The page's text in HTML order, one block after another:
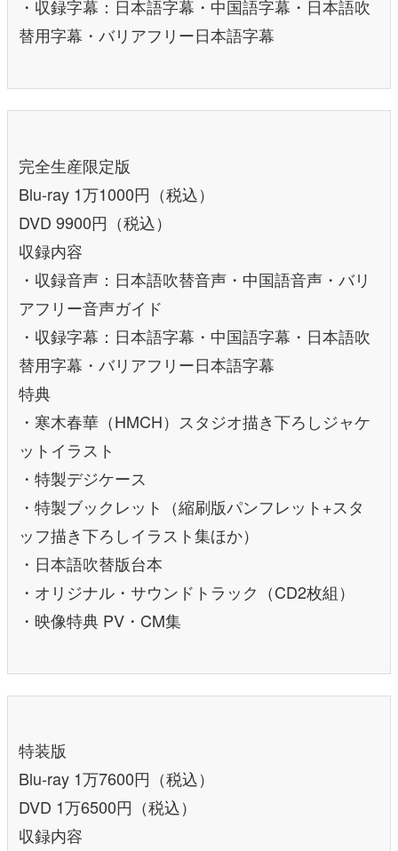
・収録字幕：日本語字幕・中国語字幕・日本語吹
替用字幕・バリアフリー日本語字幕
完全生産限定版
Blu-ray 1万1000円（税込）
DVD 9900円（税込）
収録内容
・収録音声：日本語吹替音声・中国語音声・バリ
アフリー音声ガイド
・収録字幕：日本語字幕・中国語字幕・日本語吹
替用字幕・バリアフリー日本語字幕
特典
・寒木春華（HMCH）スタジオ描き下ろしジャケ
ットイラスト
・特製デジケース
・特製ブックレット（縮刷版パンフレット+スタ
ッフ描き下ろしイラスト集ほか）
・日本語吹替版台本
・オリジナル・サウンドトラック（CD2枚組）
・映像特典 PV・CM集
特装版
Blu-ray 1万7600円（税込）
DVD 1万6500円（税込）
収録内容